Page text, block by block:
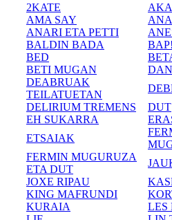
2KATE
AMA SAY
ANARI ETA PETTI
BALDIN BADA
BED
BETI MUGAN
DEABRUAK
TEILATUETAN
DELIRIUM TREMENS
DUT
EH SUKARRA
ETSAIAK
FERMIN MUGURUZA
ETA DUT
JOXE RIPAU
KING MAFRUNDI
KURAIA
LES